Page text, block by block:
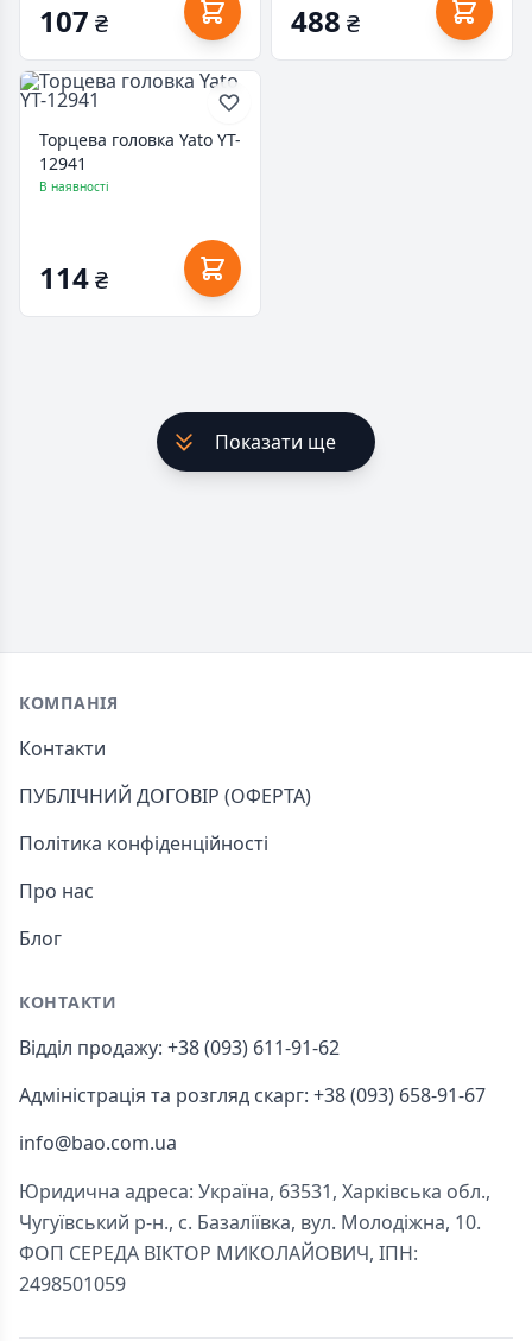
107 ₴ 488 ₴
Торцева головка Yato YT-
12941
В наявності
114₴
Показати ще
Footer
КОМПАНІЯ
Контакти
ПУБЛІЧНИЙ ДОГОВІР (ОФЕРТА)
Політика конфіденційності
Про нас
Блог
КОНТАКТИ
Відділ продажу: +38 (093) 611-91-62
Адміністрація та розгляд скарг: +38 (093) 658-91-67
info@bao.com.ua
Юридична адреса: Україна, 63531, Харківська обл.,
Чугуївський р-н., с. Базаліївка, вул. Молодіжна, 10.
ФОП СЕРЕДА ВІКТОР МИКОЛАЙОВИЧ, ІПН:
2498501059